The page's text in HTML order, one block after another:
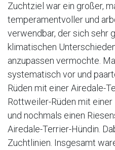
Zuchtziel war ein großer,
temperamentvoller und
verwendbar, der sich sehr
klimatischen
anzupassen vermochte.
systematisch vor und
Rüden mit einer Airedale-
Rottweiler-Rüden mit
und nochmals einen
Airedale-Terrier-Hündin.
Zuchtlinien. Insgesamt